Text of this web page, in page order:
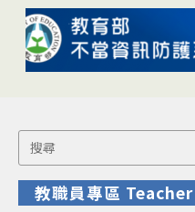
Search
for:
教職員專區 Teacher